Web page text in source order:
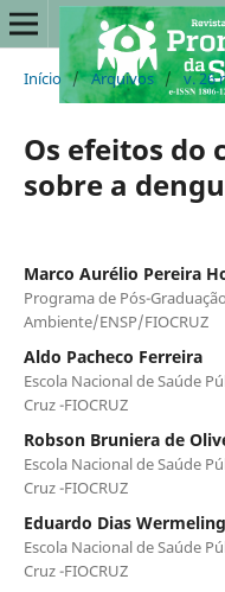
Início / Arquivos / v. 26
Os efeitos do
sobre a
Marco Aurélio Pereira
Programa de Pós-
Ambiente/ENSP/FIOCRUZ
Aldo Pacheco Ferreira
Escola Nacional de Saúde
Cruz -FIOCRUZ
Robson Bruniera de
Escola Nacional de Saúde
Cruz -FIOCRUZ
Eduardo Dias
Escola Nacional de Saúde
Cruz -FIOCRUZ